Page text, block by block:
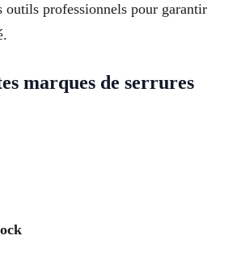
outils professionnels pour garantir
marques de serrures